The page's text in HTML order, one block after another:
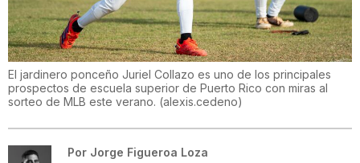
El jardinero ponceño Juriel Collazo es uno de los principales
prospectos de escuela superior de Puerto Rico con miras al
sorteo de MLB este verano. (alexis.cedeno)
Por Jorge Figueroa Loza